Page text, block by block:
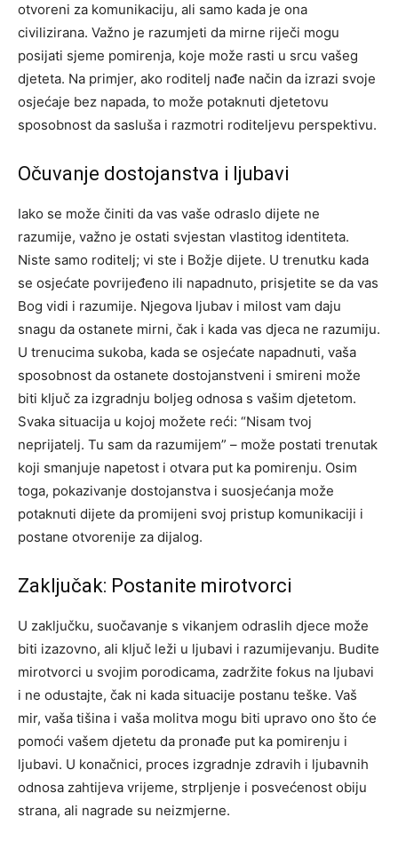
otvoreni za komunikaciju, ali samo kada je ona
civilizirana. Važno je razumjeti da mirne riječi mogu
posijati sjeme pomirenja, koje može rasti u srcu vašeg
djeteta. Na primjer, ako roditelj nađe način da izrazi svoje
osjećaje bez napada, to može potaknuti djetetovu
sposobnost da sasluša i razmotri roditeljevu perspektivu.
Očuvanje dostojanstva i ljubavi
Iako se može činiti da vas vaše odraslo dijete ne
razumije, važno je ostati svjestan vlastitog identiteta.
Niste samo roditelj; vi ste i Božje dijete. U trenutku kada
se osjećate povrijeđeno ili napadnuto, prisjetite se da vas
Bog vidi i razumije. Njegova ljubav i milost vam daju
snagu da ostanete mirni, čak i kada vas djeca ne razumiju.
U trenucima sukoba, kada se osjećate napadnuti, vaša
sposobnost da ostanete dostojanstveni i smireni može
biti ključ za izgradnju boljeg odnosa s vašim djetetom.
Svaka situacija u kojoj možete reći: “Nisam tvoj
neprijatelj. Tu sam da razumijem” – može postati trenutak
koji smanjuje napetost i otvara put ka pomirenju. Osim
toga, pokazivanje dostojanstva i suosjećanja može
potaknuti dijete da promijeni svoj pristup komunikaciji i
postane otvorenije za dijalog.
Zaključak: Postanite mirotvorci
U zaključku, suočavanje s vikanjem odraslih djece može
biti izazovno, ali ključ leži u ljubavi i razumijevanju. Budite
mirotvorci u svojim porodicama, zadržite fokus na ljubavi
i ne odustajte, čak ni kada situacije postanu teške. Vaš
mir, vaša tišina i vaša molitva mogu biti upravo ono što će
pomoći vašem djetetu da pronađe put ka pomirenju i
ljubavi. U konačnici, proces izgradnje zdravih i ljubavnih
odnosa zahtijeva vrijeme, strpljenje i posvećenost obiju
strana, ali nagrade su neizmjerne.